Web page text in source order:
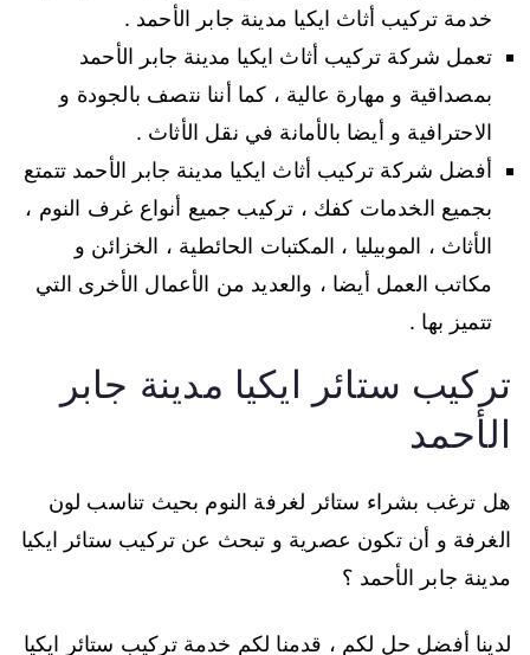
خدمة تركيب أثاث ايكيا مدينة جابر الأحمد .
تعمل شركة تركيب أثاث ايكيا مدينة جابر الأحمد
بمصداقية و مهارة عالية ، كما أننا نتصف بالجودة و
الاحترافية و أيضا بالأمانة في نقل الأثاث .
أفضل شركة تركيب أثاث ايكيا مدينة جابر الأحمد تتمتع
بجميع الخدمات كفك ، تركيب جميع أنواع غرف النوم ،
الأثاث ، الموبيليا ، المكتبات الحائطية ، الخزائن و
مكاتب العمل أيضا ، والعديد من الأعمال الأخرى التي
تتميز بها .
تركيب ستائر ايكيا مدينة جابر
الأحمد
هل ترغب بشراء ستائر لغرفة النوم بحيث تناسب لون
الغرفة و أن تكون عصرية و تبحث عن تركيب ستائر ايكيا
مدينة جابر الأحمد ؟
لدينا أفضل حل لكم ، قدمنا لكم خدمة تركيب ستائر ايكيا